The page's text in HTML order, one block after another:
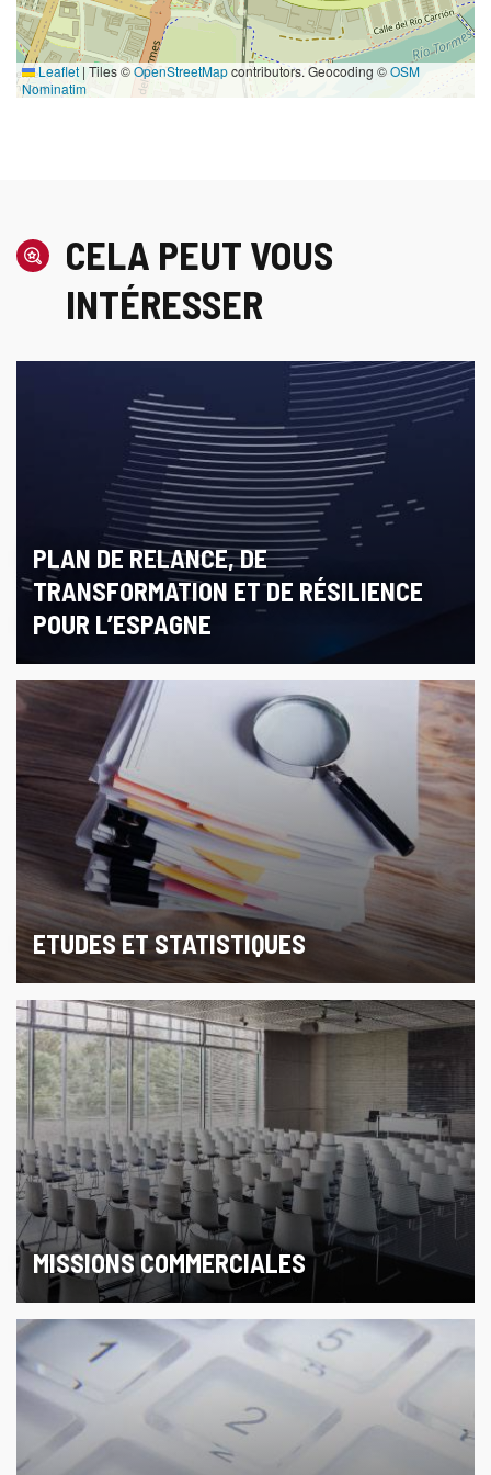
Leaflet | Tiles ©OpenStreetMapcontributors. Geocoding ©OSM
Nominatim
CELA PEUT VOUS
INTÉRESSER
PLAN DE RELANCE, DE
TRANSFORMATION ET DE RÉSILIENCE
POUR L’ESPAGNE
ETUDES ET STATISTIQUES
MISSIONS COMMERCIALES